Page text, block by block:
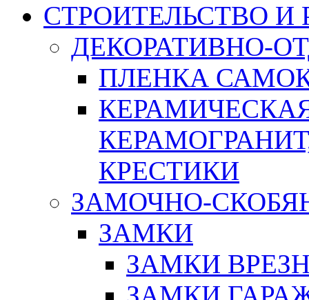
СТРОИТЕЛЬСТВО И
ДЕКОРАТИВНО-
ПЛЕНКА
КРЕСТИКИ
ЗАМОЧНО-
ЗАМКИ
ЗАМКИ